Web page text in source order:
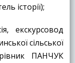
історії);
екскурсовод
сільської
ПАНЧУК